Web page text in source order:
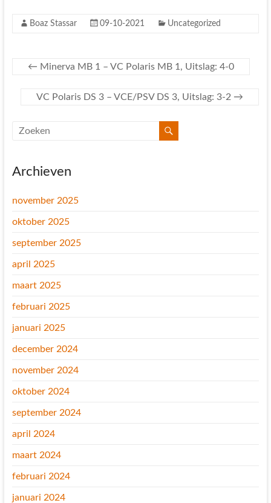
Boaz Stassar 09-10-2021 Uncategorized
← Minerva MB 1 – VC Polaris MB 1, Uitslag: 4-0
VC Polaris DS 3 – VCE/PSV DS 3, Uitslag: 3-2 →
Archieven
november 2025
oktober 2025
september 2025
april 2025
maart 2025
februari 2025
januari 2025
december 2024
november 2024
oktober 2024
september 2024
april 2024
maart 2024
februari 2024
januari 2024